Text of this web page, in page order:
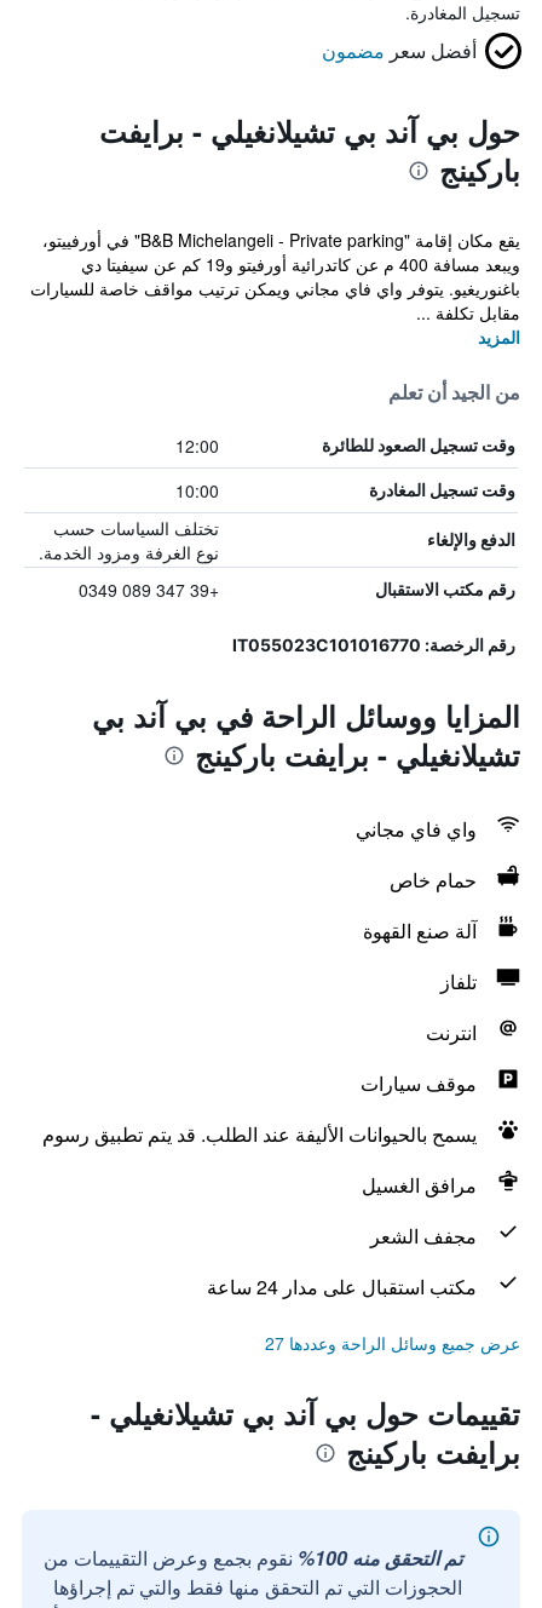
تسجيل المغادرة.
أفضل سعر مضمون
حول بي آند بي تشيلانغيلي - برايفت
باركينج
يقع مكان إقامة "B&B Michelangeli - Private parking" في أورفييتو،
ويبعد مسافة 400 م عن كاتدرائية أورفيتو و19 كم عن سيفيتا دي
باغنوريغيو. يتوفر واي فاي مجاني ويمكن ترتيب مواقف خاصة للسيارات
مقابل تكلفة ...
المزيد
من الجيد أن تعلم
وقت تسجيل الصعود للطائرة 12:00
وقت تسجيل المغادرة 10:00
الدفع والإلغاء
تختلف السياسات حسب
نوع الغرفة ومزود الخدمة.
رقم مكتب الاستقبال +39 347 089 0349
رقم الرخصة: IT055023C101016770
المزايا ووسائل الراحة في بي آند بي
تشيلانغيلي - برايفت باركينج
واي فاي مجاني
حمام خاص
آلة صنع القهوة
تلفاز
انترنت
موقف سيارات
يسمح بالحيوانات الأليفة عند الطلب. قد يتم تطبيق رسوم
مرافق الغسيل
مجفف الشعر
مكتب استقبال على مدار 24 ساعة
عرض جميع وسائل الراحة وعددها 27
تقييمات حول بي آند بي تشيلانغيلي -
برايفت باركينج
تم التحقق منه 100%
نقوم بجمع وعرض التقييمات من
الحجوزات التي تم التحقق منها فقط والتي تم إجراؤها